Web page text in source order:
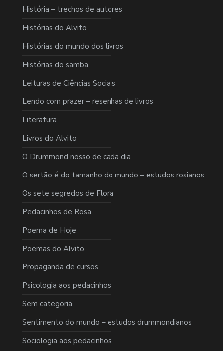
História – trechos de autores
Histórias do Alvito
Histórias do mundo dos livros
Histórias do samba
Leituras de Ciências Sociais
Lendo com prazer – resenhas de livros
Literatura
Livros do Alvito
O Drummond nosso de cada dia
O sertão é do tamanho do mundo – estudos rosianos
Os sete segredos de Flora
Pedacinhos de Rosa
Poema de Hoje
Poemas do Alvito
Propaganda de cursos
Psicologia aos pedacinhos
Sem categoria
Sentimento do mundo – estudos drummondianos
Sociologia aos pedacinhos